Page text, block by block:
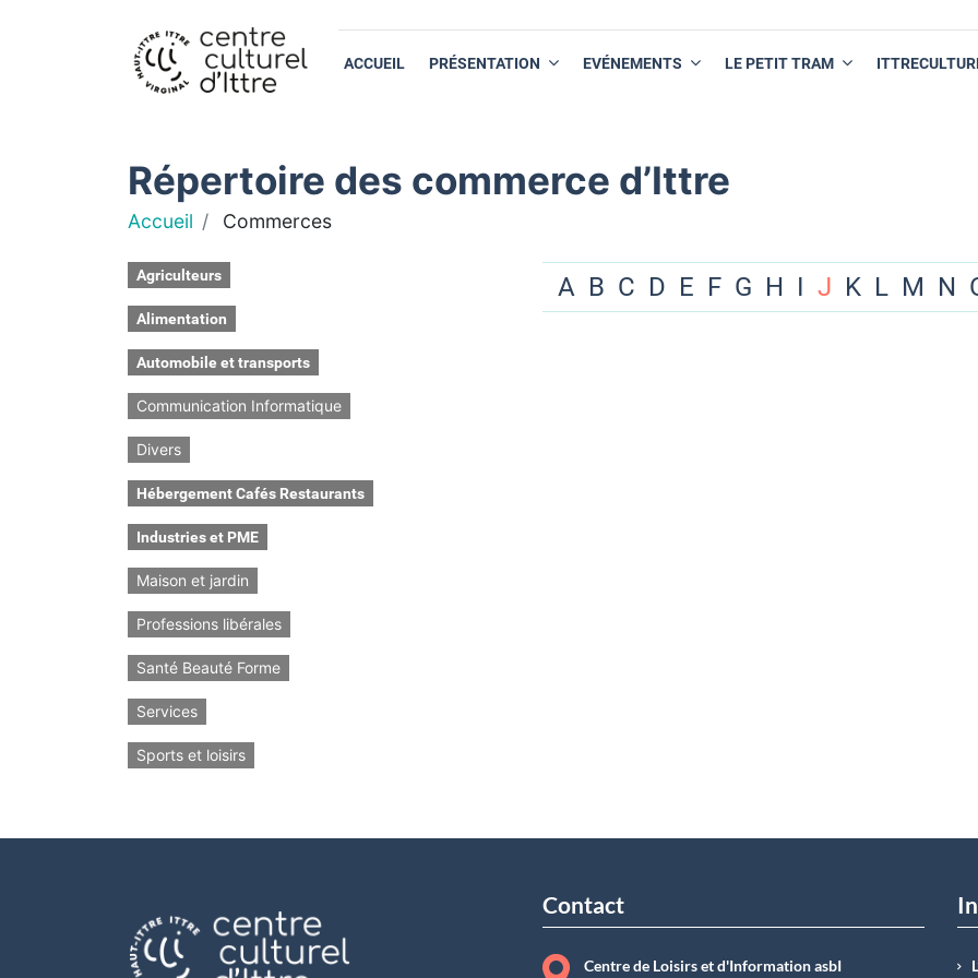
ACCUEIL PRÉSENTATION EVÉNEMENTS LE PETIT TRAM
Répertoire des commerce d’Ittre
Accueil Commerces
Agriculteurs
Alimentation
Automobile et transports
Communication Informatique
Divers
Hébergement Cafés Restaurants
Industries et PME
Maison et jardin
Professions libérales
Santé Beauté Forme
Services
Sports et loisirs
A B C D E F G H I J K L M N
Contact
Centre de Loisirs et d'Information asbI